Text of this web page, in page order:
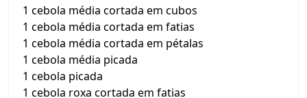
1 cebola média cortada em cubos
1 cebola média cortada em fatias
1 cebola média cortada em pétalas
1 cebola média picada
1 cebola picada
1 cebola roxa cortada em fatias